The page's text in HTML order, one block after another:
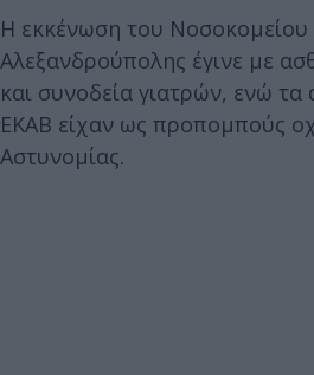
Η εκκένωση του Νοσοκομείου
Αλεξανδρούπολης έγινε με
και συνοδεία γιατρών, ενώ
ΕΚΑΒ είχαν ως προπομπούς
Αστυνομίας.